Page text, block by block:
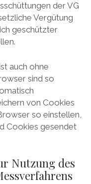
der VG
Vergütung
geschützter
auch ohne
sind so
von Cookies
so einstellen,
Cookies gesendet
Nutzung des